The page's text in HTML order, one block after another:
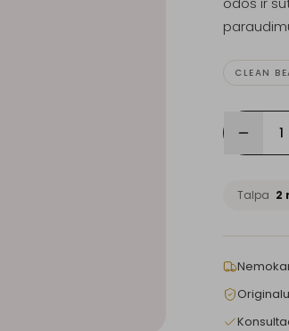
CLEAN
1
Talpa 2